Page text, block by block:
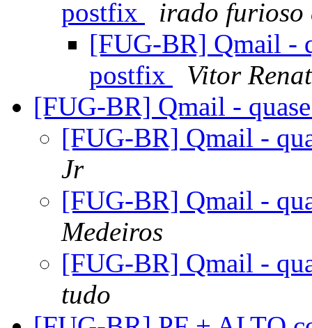
postfix
irado furioso
[FUG-BR] Qmail -
postfix
Vitor
[FUG-BR] Qmail -
[FUG-BR] Qmail -
Jr
[FUG-BR] Qmail -
Medeiros
[FUG-BR] Qmail -
tudo